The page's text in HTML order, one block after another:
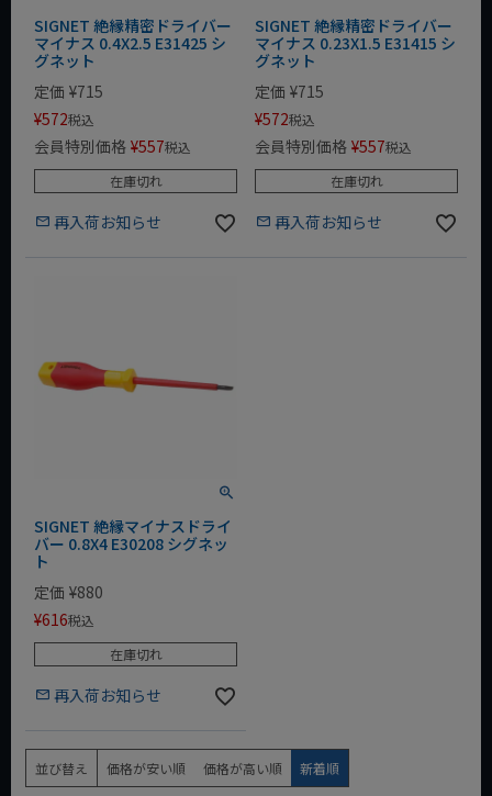
SIGNET 絶縁精密ドライバー
マイナス 0.4X2.5 E31425 シ
グネット
定価 ¥715
¥572税込
会員特別価格 ¥557税込
在庫切れ
再入荷お知らせ
SIGNET 絶縁精密ドライバー
マイナス 0.23X1.5 E31415 シ
グネット
定価 ¥715
¥572税込
会員特別価格 ¥557税込
在庫切れ
再入荷お知らせ
SIGNET 絶縁マイナスドライ
バー 0.8X4 E30208 シグネッ
ト
定価 ¥880
¥616税込
在庫切れ
再入荷お知らせ
並び替え 価格が安い順 価格が高い順 新着順